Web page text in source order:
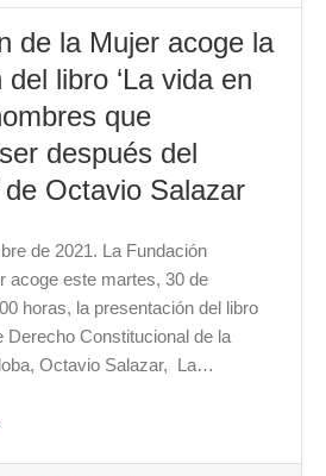
de la Mujer acoge la
libro ‘La vida en
que
después del
de Octavio Salazar
de 2021. La Fundación
acoge este martes, 30 de
horas, la presentación del libro
Derecho Constitucional de la
Octavio Salazar, La…